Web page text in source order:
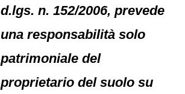
d.lgs. n. 152/2006, prevede
una responsabilità solo
patrimoniale del
proprietario del suolo su